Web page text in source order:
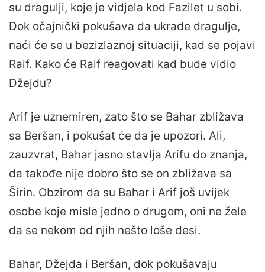
su dragulji, koje je vidjela kod Fazilet u sobi.
Dok očajnički pokušava da ukrade dragulje,
naći će se u bezizlaznoj situaciji, kad se pojavi
Raif. Kako će Raif reagovati kad bude vidio
Džejdu?
Arif je uznemiren, zato što se Bahar zbližava
sa Beršan, i pokušat će da je upozori. Ali,
zauzvrat, Bahar jasno stavlja Arifu do znanja,
da takođe nije dobro što se on zbližava sa
Širin. Obzirom da su Bahar i Arif još uvijek
osobe koje misle jedno o drugom, oni ne žele
da se nekom od njih nešto loše desi.
Bahar, Džejda i Beršan, dok pokušavaju